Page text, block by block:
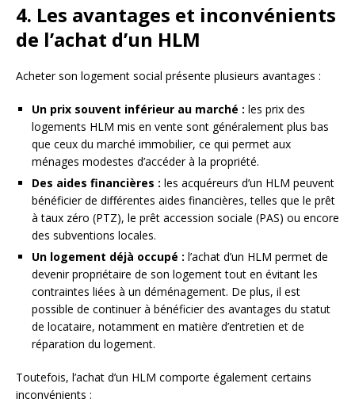
4. Les avantages et inconvénients
de l’achat d’un HLM
Acheter son logement social présente plusieurs avantages :
Un prix souvent inférieur au marché : les prix des
logements HLM mis en vente sont généralement plus bas
que ceux du marché immobilier, ce qui permet aux
ménages modestes d’accéder à la propriété.
Des aides financières : les acquéreurs d’un HLM peuvent
bénéficier de différentes aides financières, telles que le prêt
à taux zéro (PTZ), le prêt accession sociale (PAS) ou encore
des subventions locales.
Un logement déjà occupé : l’achat d’un HLM permet de
devenir propriétaire de son logement tout en évitant les
contraintes liées à un déménagement. De plus, il est
possible de continuer à bénéficier des avantages du statut
de locataire, notamment en matière d’entretien et de
réparation du logement.
Toutefois, l’achat d’un HLM comporte également certains
inconvénients :